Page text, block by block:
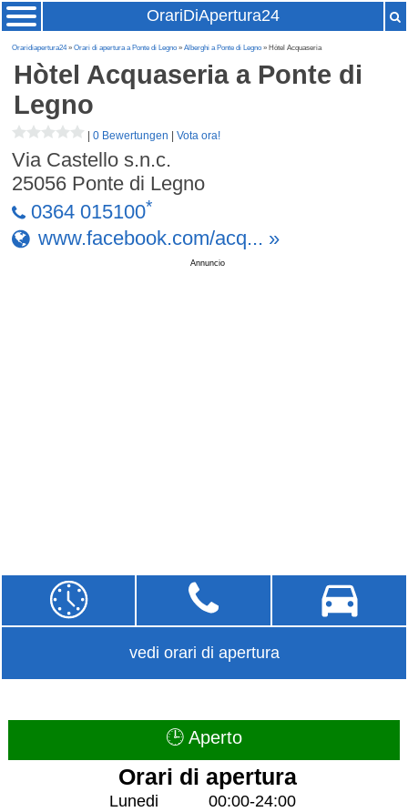
OrariDiApertura24
Oraridiapertura24»Orari di apertura a Ponte di Legno »Alberghi a Ponte di Legno » Hòtel Acquaseria
Hòtel Acquaseriaa Ponte di
Legno
|0 Bewertungen |Vota ora!
Via Castello s.n.c.
25056 Ponte di Legno
0364 015100*
www.facebook.com/acq... »
Annuncio
vedi orari di apertura
🕒 Aperto
Orari di apertura
Lunedi
00:00-24:00